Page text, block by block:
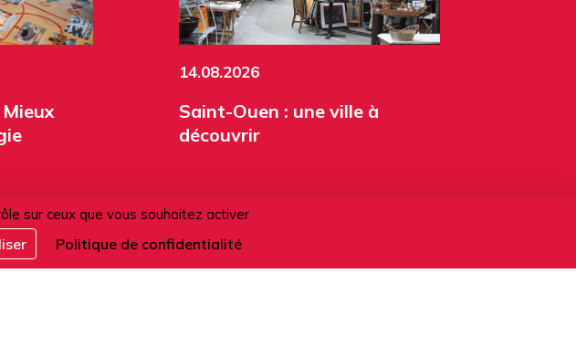
sur ceux que vous souhaitez activer
Politique de confidentialité
14.08.2026
Saint-Ouen : une ville à
découvrir
ACTIVITÉS